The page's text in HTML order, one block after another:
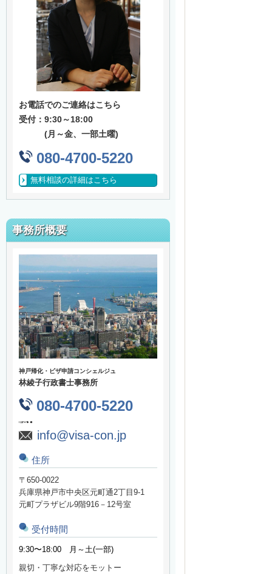
お電話でのご連絡はこちら
受付：9:30～18:00
(月～金、一部土曜)
080-4700-5220
無料相談の詳細はこちら
事務所概要
神戸帰化・ビザ申請コンシェルジュ
林綾子行政書士事務所
080-4700-5220
info@visa-con.jp
住所
〒650-0022
兵庫県神戸市中央区元町通2丁目9-1
元町プラザビル9階916－12号室
受付時間
9:30〜18:00 月～土(一部)
親切・丁寧な対応をモットー